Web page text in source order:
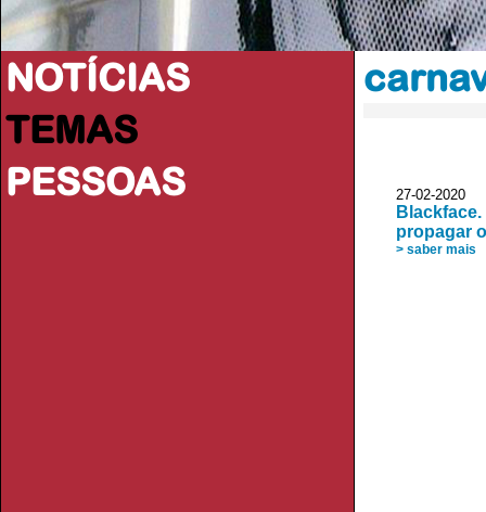
NOTÍCIAS
TEMAS
PESSOAS
27-02-2020
propagar
> saber mais